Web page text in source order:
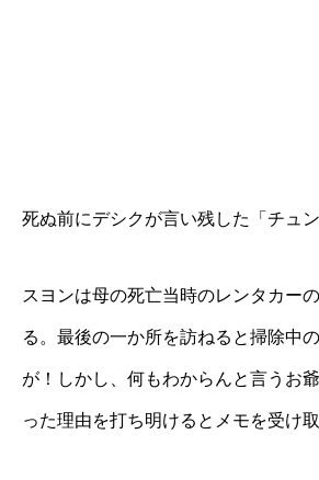
死ぬ前にデシクが言い残した「チュ
スヨンは母の死亡当時のレンタカー
る。最後の一か所を訪ねると掃除中
が！しかし、何もわからんと言うお
った理由を打ち明けるとメモを受け取